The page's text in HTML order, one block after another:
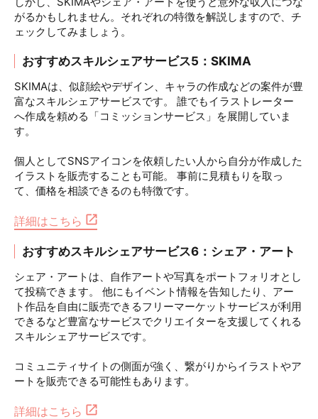
がるかもしれません。それぞれの特徴を解説しますので、チ
ェックしてみましょう。
おすすめスキルシェアサービス5：SKIMA
SKIMAは、似顔絵やデザイン、キャラの作成などの案件が豊
富なスキルシェアサービスです。 誰でもイラストレーター
へ作成を頼める「コミッションサービス」を展開していま
す。
個人としてSNSアイコンを依頼したい人から自分が作成した
イラストを販売することも可能。 事前に見積もりを取っ
て、価格を相談できるのも特徴です。
詳細はこちら
おすすめスキルシェアサービス6：シェア・アート
シェア・アートは、自作アートや写真をポートフォリオとし
て投稿できます。 他にもイベント情報を告知したり、アー
ト作品を自由に販売できるフリーマーケットサービスが利用
できるなど豊富なサービスでクリエイターを支援してくれる
スキルシェアサービスです。
コミュニティサイトの側面が強く、繋がりからイラストやア
ートを販売できる可能性もあります。
詳細はこちら